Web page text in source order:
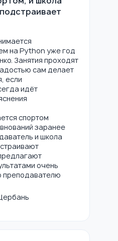
на Python уже год
Занятия проходят
сам делает
если
идёт
спортом
заранее
и школа
очень
преподавателю